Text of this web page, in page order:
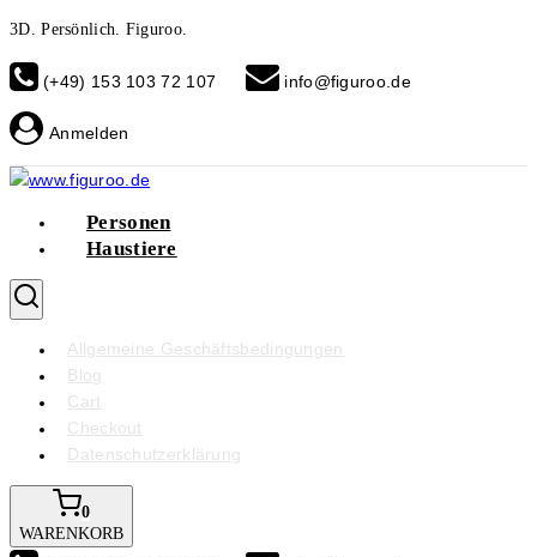
Skip
content
3D. Persönlich. Figuroo.
(+49) 153 103 72 107 info@figuroo.de
Anmelden
Personen
Haustiere
Allgemeine Geschäftsbedingungen
Blog
Cart
Checkout
Datenschutzerklärung
0
WARENKORB